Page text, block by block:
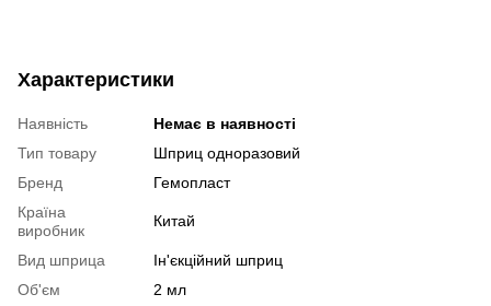
Характеристики
Наявність
Немає в наявності
Тип товару
Шприц одноразовий
Бренд
Гемопласт
Країна
виробник
Китай
Вид шприца
Ін'єкційний шприц
Об'єм
2 мл